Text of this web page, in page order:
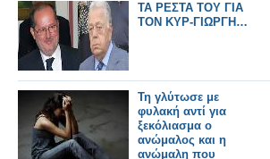
ΤΑ ΡΕΣΤΑ ΤΟΥ ΓΙΑ
ΤΟΝ ΚΥΡ-ΓΙΩΡΓΗ…
Τη γλύτωσε με
φυλακή αντί για
ξεκόλιασμα ο
ανώμαλος και η
ανώμαλη που